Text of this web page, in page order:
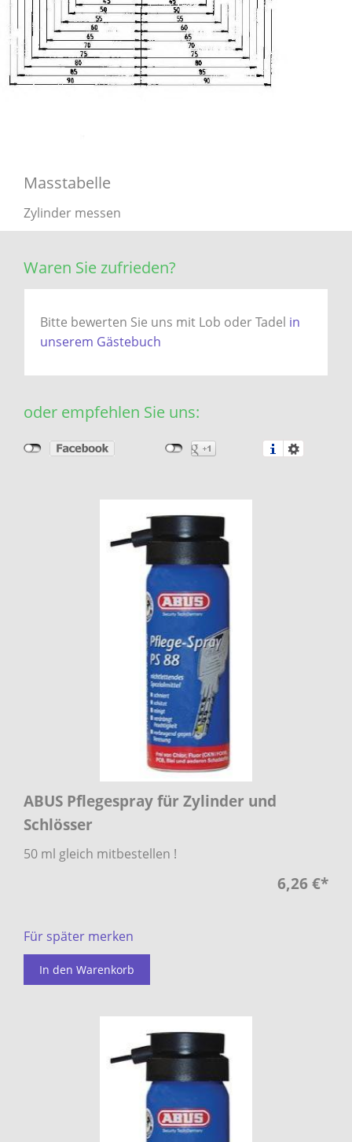
Masstabelle
Zylinder messen
Waren Sie zufrieden?
Bitte bewerten Sie uns mit Lob oder Tadel in
unserem Gästebuch
oder empfehlen Sie uns:
ABUS Pflegespray für Zylinder und
Schlösser
50 ml gleich mitbestellen !
6,26 €*
Für später merken
In den Warenkorb